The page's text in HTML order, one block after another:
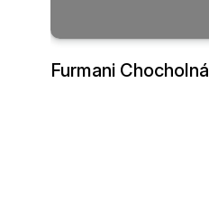
Furmani Chocholná